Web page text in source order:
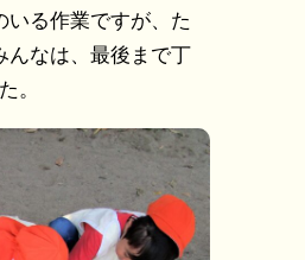
いる作業ですが、た
んなは、最後まで丁
。